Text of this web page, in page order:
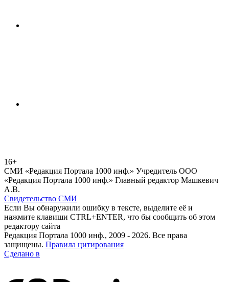
16+
СМИ «Редакция Портала 1000 инф.» Учредитель ООО
«Редакция Портала 1000 инф.» Главный редактор Машкевич
А.В.
Свидетельство СМИ
Если Вы обнаружили ошибку в тексте, выделите её и
нажмите клавиши CTRL+ENTER, что бы сообщить об этом
редактору сайта
Редакция Портала 1000 инф., 2009 - 2026. Все права
защищены. Правила цитирования
Сделано в